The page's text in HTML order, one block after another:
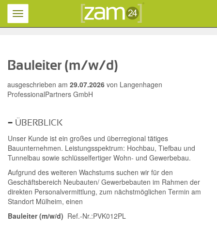
Toggle
navigation
Bauleiter (m/w/d)
ausgeschrieben am 29.07.2026 von Langenhagen
ProfessionalPartners GmbH
ÜBERBLICK
Unser Kunde ist ein großes und überregional tätiges
Bauunternehmen. Leistungsspektrum: Hochbau, Tiefbau und
Tunnelbau sowie schlüsselfertiger Wohn- und Gewerbebau.
Aufgrund des weiteren Wachstums suchen wir für den
Geschäftsbereich Neubauten/ Gewerbebauten im Rahmen der
direkten Personalvermittlung, zum nächstmöglichen Termin am
Standort Mülheim, einen
Bauleiter (m/w/d) Ref.-Nr.:PVK012PL